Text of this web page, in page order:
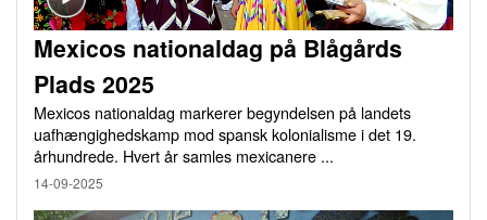
Mexicos nationaldag på Blågårds
Plads 2025
Mexicos nationaldag markerer begyndelsen på landets
uafhængighedskamp mod spansk kolonialisme i det 19.
århundrede. Hvert år samles mexicanere ...
14-09-2025